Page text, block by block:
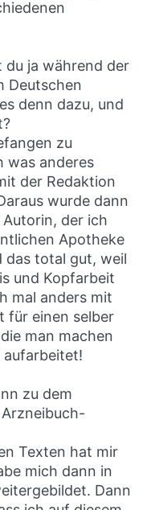
ja während der
Deutschen
denn dazu, und
zu
was anderes
der Redaktion
wurde dann
der ich
Apotheke
das total gut, weil
und Kopfarbeit
mal anders mit
für einen selber
man machen
aufarbeitet!
zu dem
Texten hat mir
mich dann in
Dann